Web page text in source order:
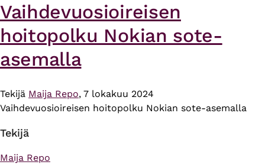
Vaihdevuosioireisen
hoitopolku Nokian sote-
asemalla
Tekijä Maija Repo, 7 lokakuu 2024
Vaihdevuosioireisen hoitopolku Nokian sote-asemalla
Tekijä
Maija Repo